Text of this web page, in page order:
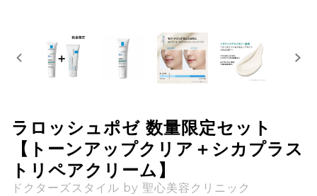
ラロッシュポゼ 数量限定セット
【トーンアップクリア＋シカプラス
トリペアクリーム】
ドクターズスタイル by 聖心美容クリニック